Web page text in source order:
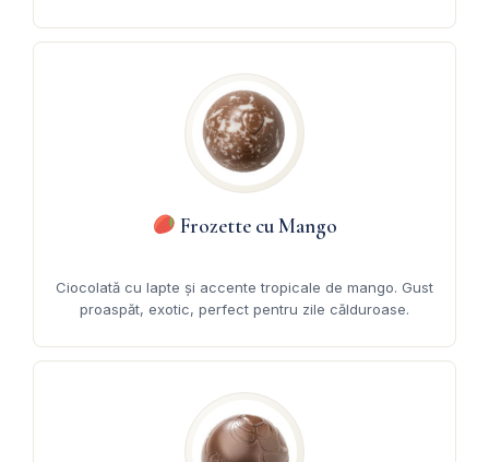
Frozette cu Mango
Ciocolată cu lapte și accente tropicale de mango. Gust
proaspăt, exotic, perfect pentru zile călduroase.